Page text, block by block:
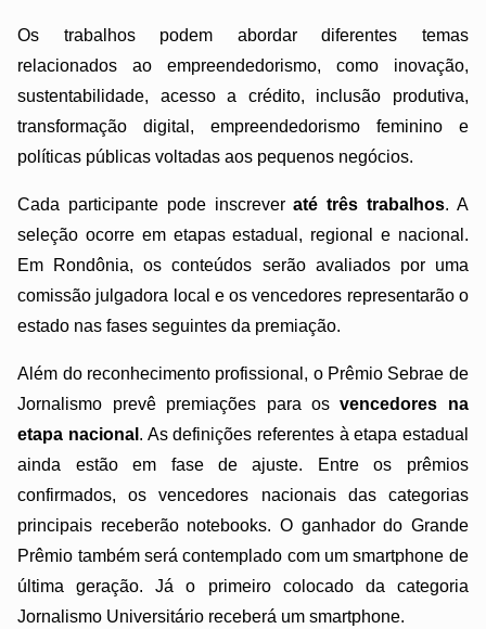
Os trabalhos podem abordar diferentes temas
relacionados ao empreendedorismo, como inovação,
sustentabilidade, acesso a crédito, inclusão produtiva,
transformação digital, empreendedorismo feminino e
políticas públicas voltadas aos pequenos negócios.
Cada participante pode inscreveraté três trabalhos. A
seleção ocorre em etapas estadual, regional e nacional.
Em Rondônia, os conteúdos serão avaliados por uma
comissão julgadora local e os vencedores representarão o
estado nas fases seguintes da premiação.
Além do reconhecimento profissional, o Prêmio Sebrae de
Jornalismo prevê premiações para osvencedores na
etapa nacional . As definições referentes à etapa estadual
ainda estão em fase de ajuste. Entre os prêmios
confirmados, os vencedores nacionais das categorias
principais receberão notebooks. O ganhador do Grande
Prêmio também será contemplado com um smartphone de
última geração. Já o primeiro colocado da categoria
Jornalismo Universitário receberá um smartphone.